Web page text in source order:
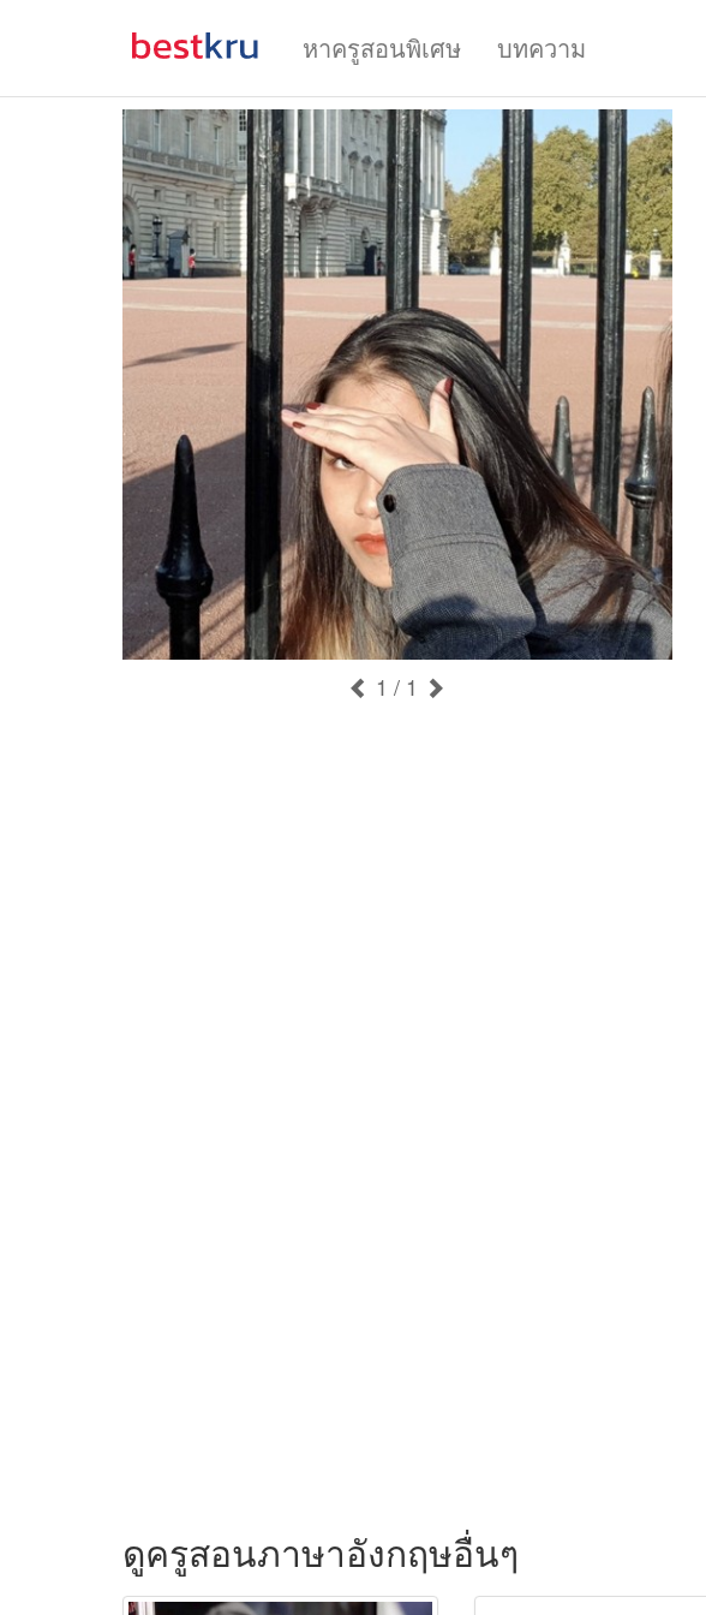
หาครูสอนพิเศษ บทความ
1 / 1
ดูครูสอนภาษาอังกฤษอื่นๆ